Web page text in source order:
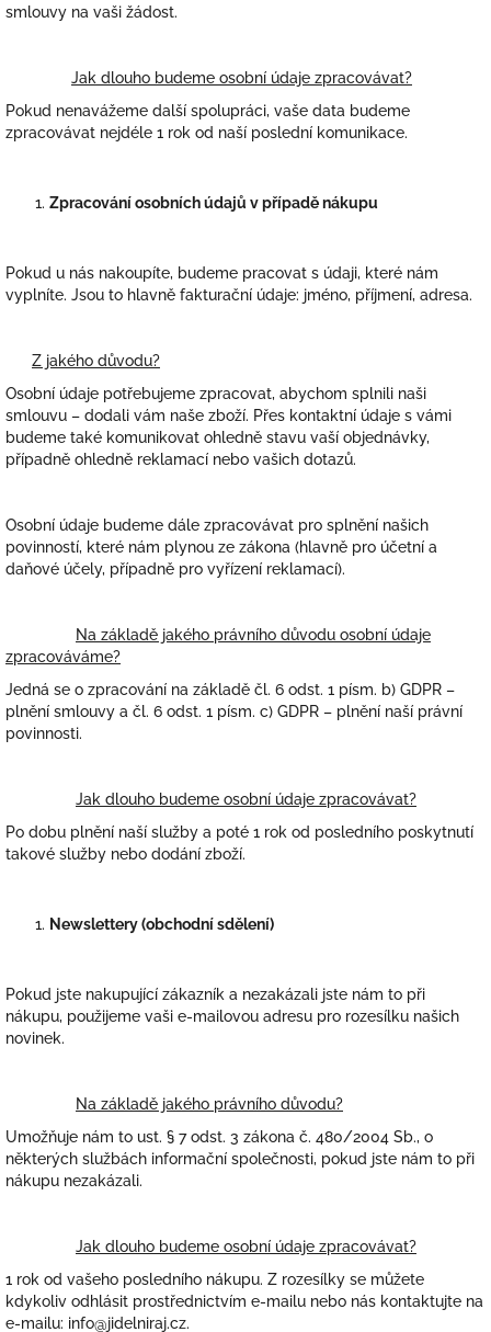
smlouvy na vaši žádost.
Jak dlouho budeme osobní údaje zpracovávat?
Pokud nenavážeme další spolupráci, vaše data budeme
zpracovávat nejdéle 1 rok od naší poslední komunikace.
Zpracování osobních údajů v případě nákupu
Pokud u nás nakoupíte, budeme pracovat s údaji, které nám
vyplníte. Jsou to hlavně fakturační údaje: jméno, příjmení, adresa.
Z jakého důvodu?
Osobní údaje potřebujeme zpracovat, abychom splnili naši
smlouvu – dodali vám naše zboží. Přes kontaktní údaje s vámi
budeme také komunikovat ohledně stavu vaší objednávky,
případně ohledně reklamací nebo vašich dotazů.
Osobní údaje budeme dále zpracovávat pro splnění našich
povinností, které nám plynou ze zákona (hlavně pro účetní a
daňové účely, případně pro vyřízení reklamací).
Na základě jakého právního důvodu osobní údaje
zpracováváme?
Jedná se o zpracování na základě čl. 6 odst. 1 písm. b) GDPR –
plnění smlouvy a čl. 6 odst. 1 písm. c) GDPR – plnění naší právní
povinnosti.
Jak dlouho budeme osobní údaje zpracovávat?
Po dobu plnění naší služby a poté 1 rok od posledního poskytnutí
takové služby nebo dodání zboží.
Newslettery (obchodní sdělení)
Pokud jste nakupující zákazník a nezakázali jste nám to při
nákupu, použijeme vaši e-mailovou adresu pro rozesílku našich
novinek.
Na základě jakého právního důvodu?
Umožňuje nám to ust. § 7 odst. 3 zákona č. 480/2004 Sb., o
některých službách informační společnosti, pokud jste nám to při
nákupu nezakázali.
Jak dlouho budeme osobní údaje zpracovávat?
1 rok od vašeho posledního nákupu. Z rozesílky se můžete
kdykoliv odhlásit prostřednictvím e-mailu nebo nás kontaktujte na
e-mailu: info@jidelniraj.cz.